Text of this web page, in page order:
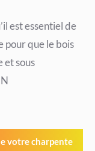
est essentiel de
pour que le bois
et sous
votre charpente